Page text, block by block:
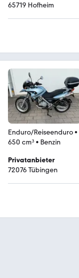
65719 Hofheim
Enduro/Reiseenduro•
650 cm³• Benzin
Privatanbieter
72076 Tübingen